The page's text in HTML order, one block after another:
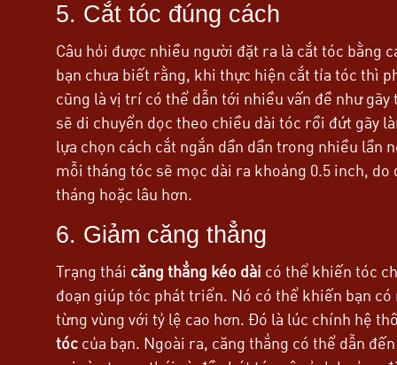
5. Cắt tóc đúng cách
Câu hỏi được nhiều người đặt ra là cắt tóc bằng
bạn chưa biết rằng, khi thực hiện cắt tỉa tóc thì
cũng là vị trí có thể dẫn tới nhiều vấn đề như
sẽ di chuyển dọc theo chiều dài tóc rồi đứt gãy
lựa chọn cách cắt ngắn dần dần trong nhiều
mỗi tháng tóc sẽ mọc dài ra khoảng 0.5 inch,
tháng hoặc lâu hơn.
6. Giảm căng thẳng
Trạng thái căng thẳng kéo dài có thể khiến tóc
đoạn giúp tóc phát triển. Nó có thể khiến bạn
từng vùng với tỷ lệ cao hơn. Đó là lúc chính hệ
tóc của bạn. Ngoài ra, căng thẳng có thể dẫn